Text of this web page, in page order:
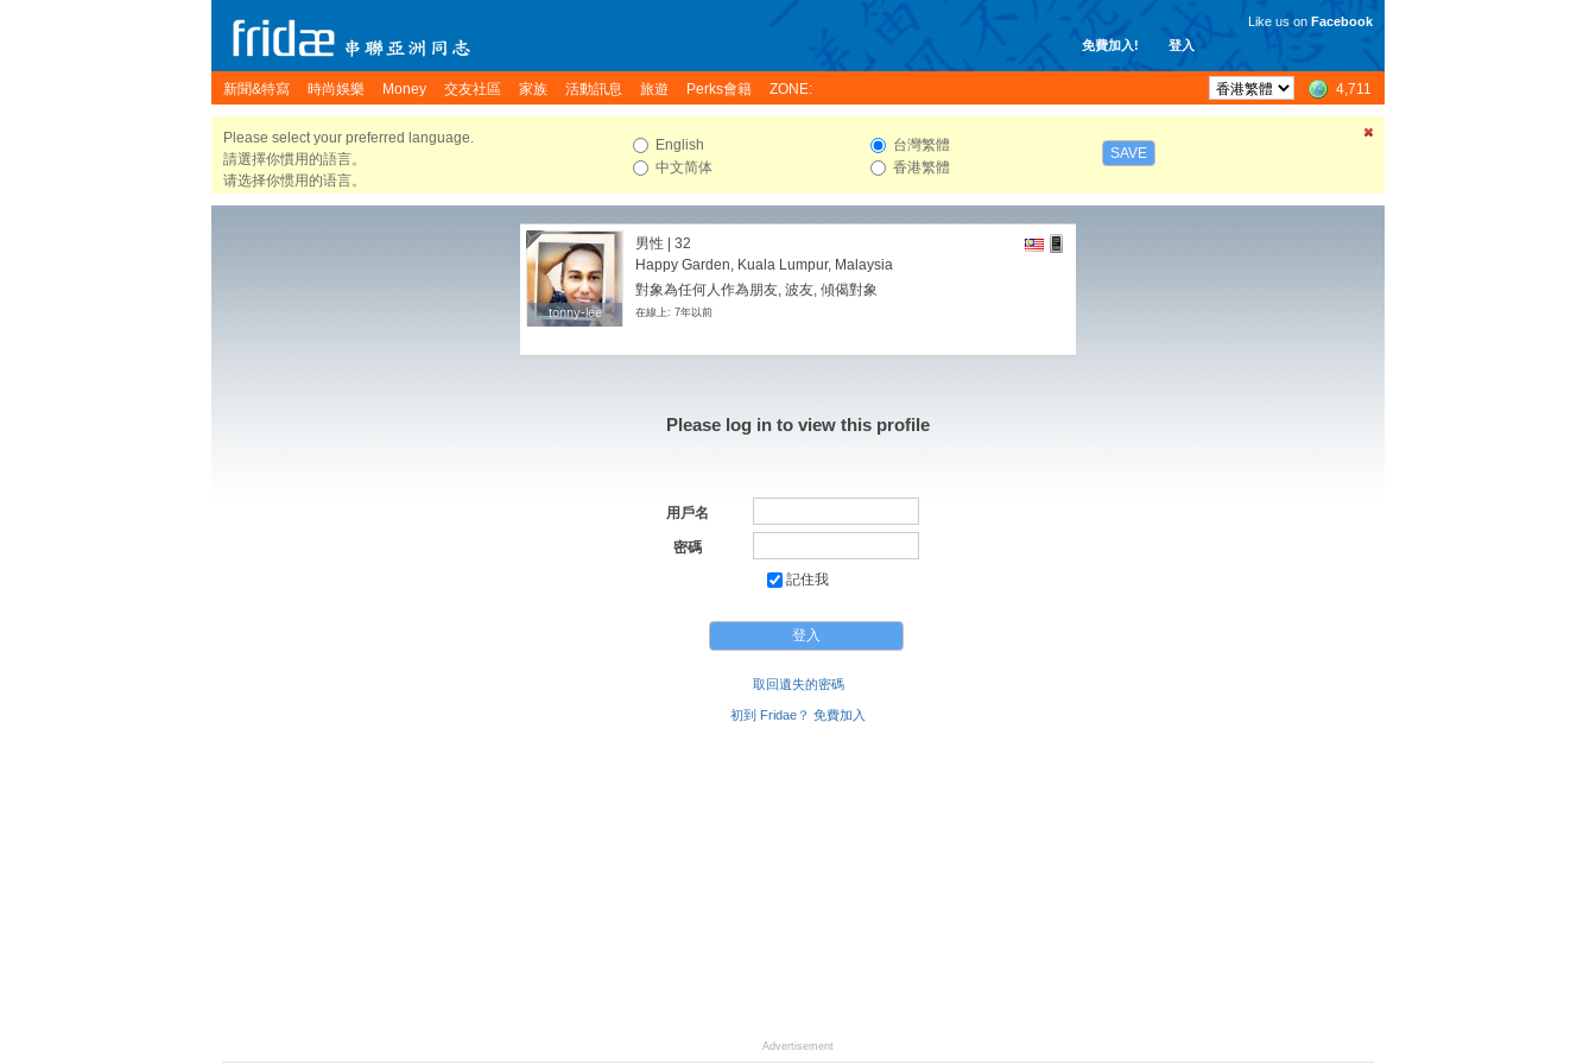
免費加入! 登入
Like us on Facebook
新聞&特寫 時尚娛樂 Money 交友社區 家族 活動訊息 旅遊 Perks會籍 ZONE: 4,711
Please select your preferred language.
請選擇你慣用的語言。
请选择你惯用的语言。
English
中文简体
台灣繁體
香港繁體
SAVE
tonny-lee
tonny-lee
男性 | 32
Happy Garden, Kuala Lumpur, Malaysia
對象為任何人作為朋友, 波友, 傾偈對象
在線上: 7年以前
Please log in to view this profile
用戶名
密碼
記住我
取回遺失的密碼
初到 Fridae？ 免費加入
Advertisement